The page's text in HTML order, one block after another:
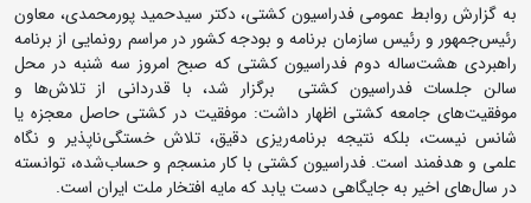
به گزارش روابط عمومی فدراسیون کشتی، دکتر سیدحمید پورمحمدی، معاون
رئیس‌جمهور و رئیس سازمان برنامه و بودجه کشور در مراسم رونمایی از برنامه
راهبردی هشت‌ساله دوم فدراسیون کشتی که صبح امروز سه شنبه در محل
سالن جلسات فدراسیون کشتی برگزار شد، با قدردانی از تلاش‌ها و
موفقیت‌های جامعه کشتی اظهار داشت: موفقیت در کشتی حاصل معجزه یا
شانس نیست، بلکه نتیجه برنامه‌ریزی دقیق، تلاش خستگی‌ناپذیر و نگاه
علمی و هدفمند است. فدراسیون کشتی با کار منسجم و حساب‌شده، توانسته
در سال‌های اخیر به جایگاهی دست یابد که مایه افتخار ملت ایران است.